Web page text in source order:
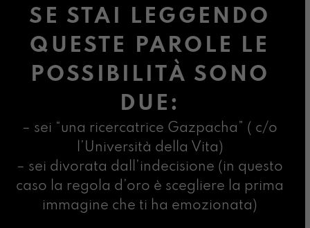
SE STAI LEGGENDO
QUESTE PAROLE LE
POSSIBILITÀ SONO
DUE:
– sei “una ricercatrice Gazpacha” ( c/o
l’Università della Vita)
– sei divorata dall’indecisione (in questo
caso la regola d’oro è scegliere la prima
immagine che ti ha emozionata)